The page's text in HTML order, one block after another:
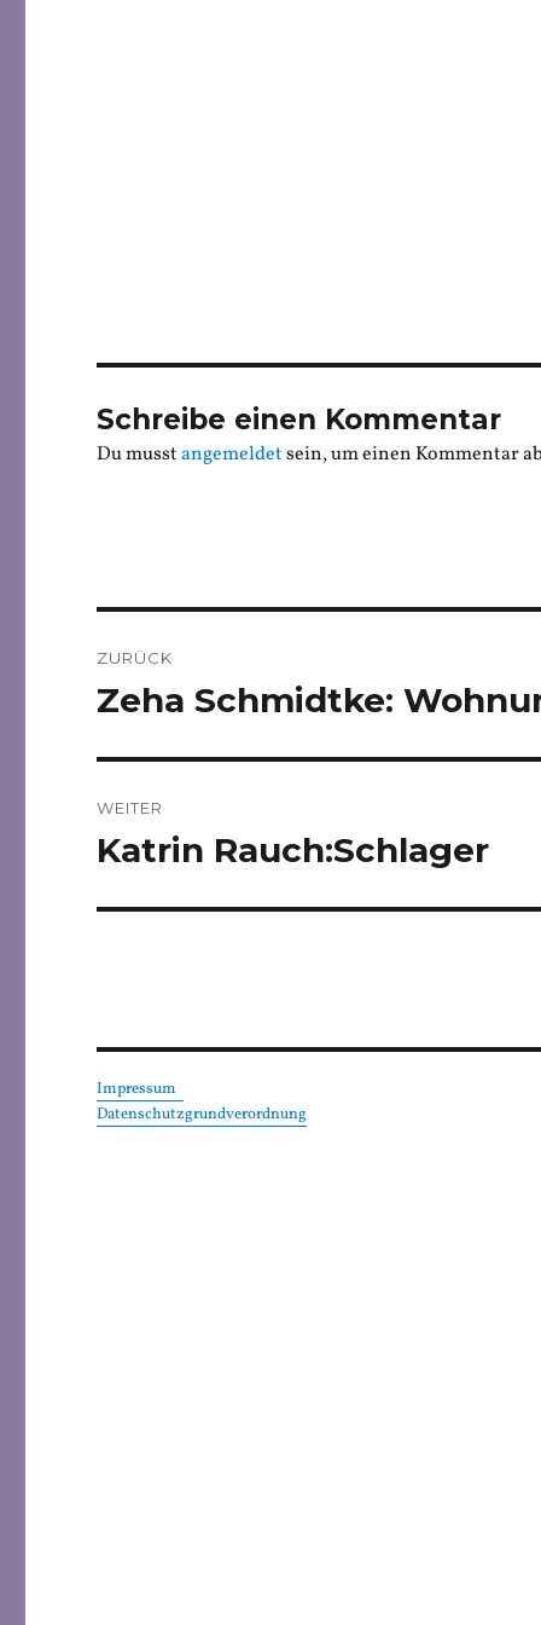
Schreibe einen Kommentar
Du musstangemeldetsein, um einen Kommentar
ZURÜCK
Vorheriger
Zeha Schmidtke:
WEITER
Nächster
Katrin Rauch:Schlager
Impressum
Datenschutzgrundverordnung